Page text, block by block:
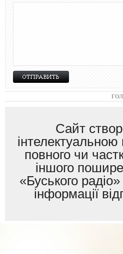
Сайт
інтелектуальною
повного чи
іншого
«Буського
інформації